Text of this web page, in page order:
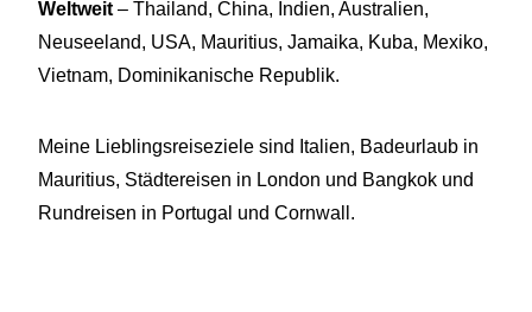
Weltweit – Thailand, China, Indien, Australien,
Neuseeland, USA, Mauritius, Jamaika, Kuba, Mexiko,
Vietnam, Dominikanische Republik.
Meine Lieblingsreiseziele sind Italien, Badeurlaub in
Mauritius, Städtereisen in London und Bangkok und
Rundreisen in Portugal und Cornwall.